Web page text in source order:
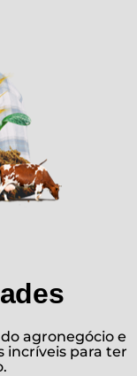
agronegócio e
incríveis para ter